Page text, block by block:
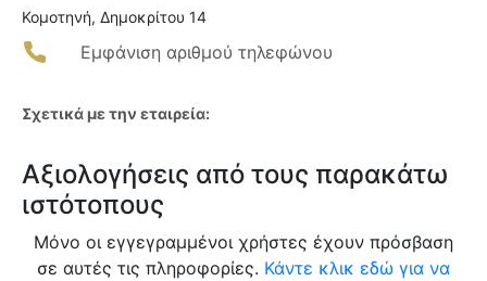
Κομοτηνή, Δημοκρίτου 14
Εμφάνιση αριθμού τηλεφώνου
Σχετικά με την εταιρεία:
Αξιολογήσεις από τους παρακάτω
ιστότοπους
Μόνο οι εγγεγραμμένοι χρήστες έχουν πρόσβαση
σε αυτές τις πληροφορίες. Κάντε κλικ εδώ για να